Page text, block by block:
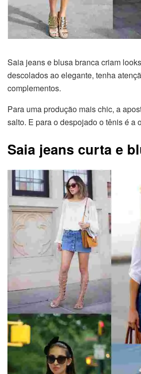
Saia jeans e blusa branca criam
descolados ao elegante, tenha
complementos.
Para uma produção mais chic, a
salto. E para o despojado o tênis é a
Saia jeans curta e